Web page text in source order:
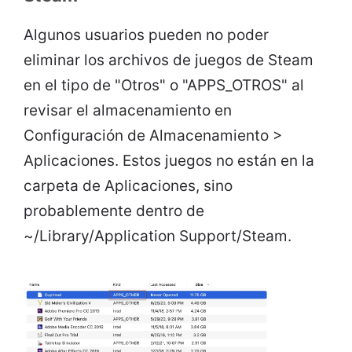
Algunos usuarios pueden no poder
eliminar los archivos de juegos de Steam
en el tipo de "Otros" o "APPS_OTROS" al
revisar el almacenamiento en
Configuración de Almacenamiento >
Aplicaciones. Estos juegos no están en la
carpeta de Aplicaciones, sino
probablemente dentro de
~/Library/Application Support/Steam.